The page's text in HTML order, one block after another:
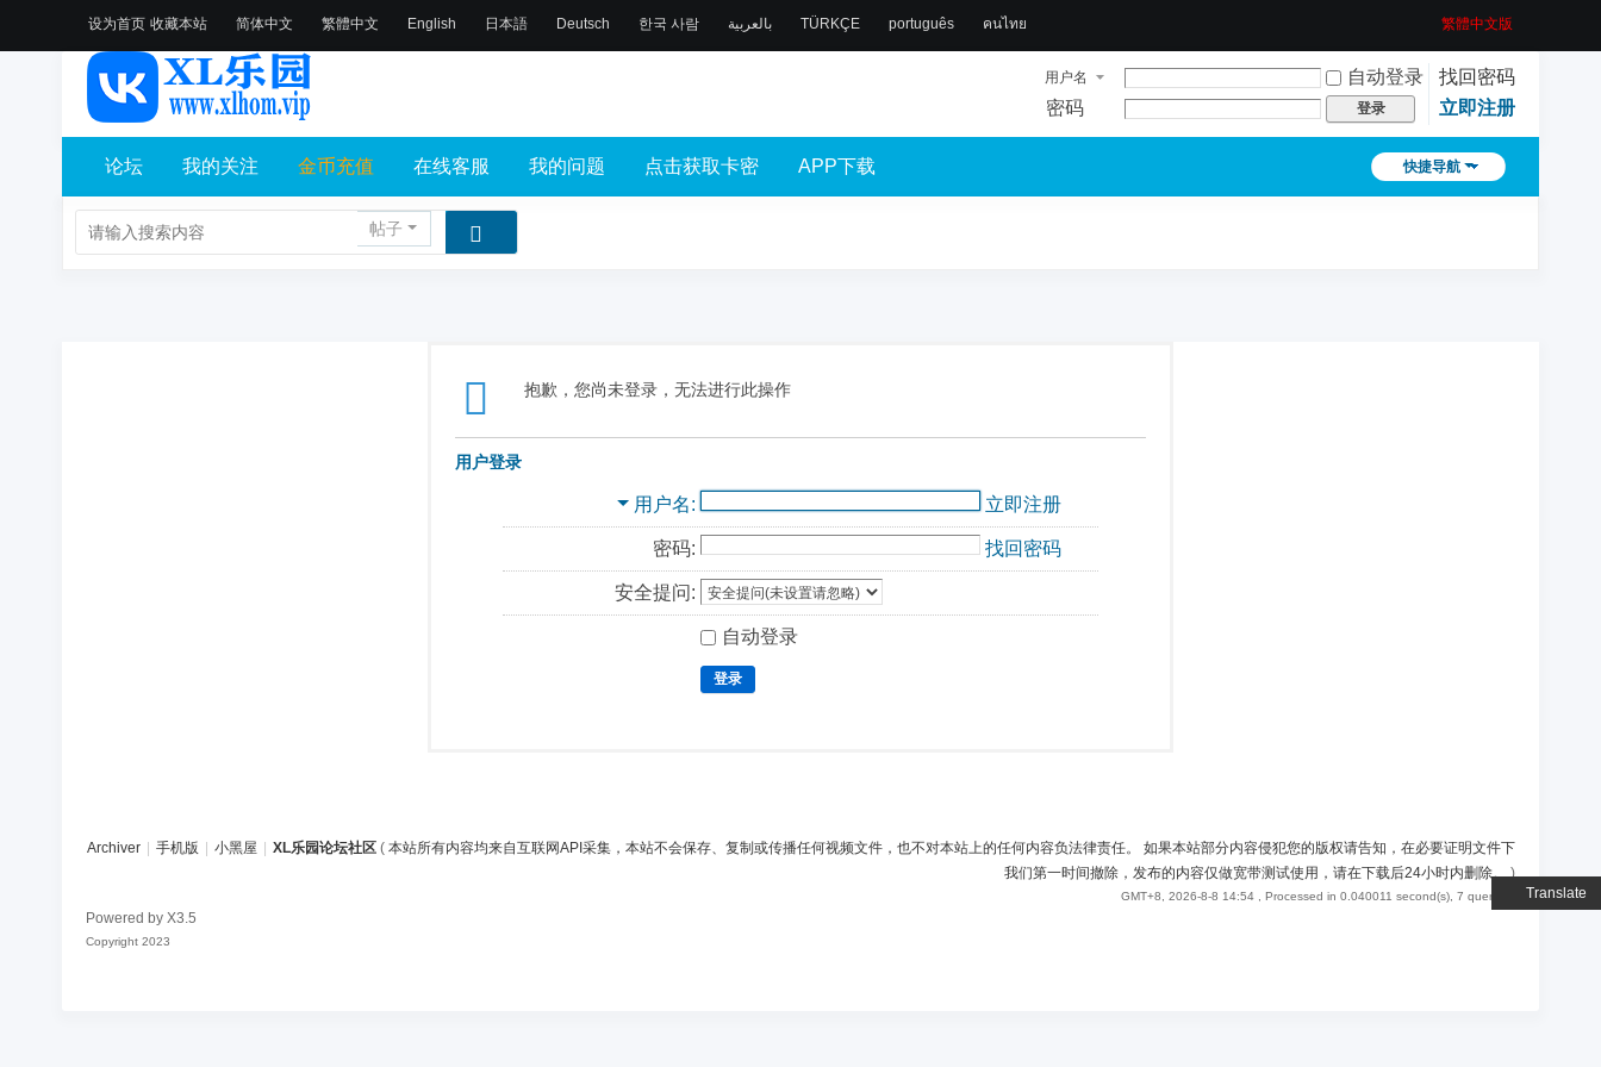
设为首页 收藏本站
Translate
简体中文 繁體中文 English 日本語 Deutsch 한국 사람 بالعربية TÜRKÇE português คนไทย 繁體中文版
用户名 自动登录
找回密码
密码
登录 立即注册
快捷导航
论坛 我的关注 金币充值 在线客服 我的问题 点击获取卡密 APP下载
帖子
抱歉，您尚未登录，无法进行此操作
用户登录
用户名 立即注册
密码: 找回密码
安全提问:
自动登录
登录
Archiver 手机版 小黑屋 XL乐园论坛社区 ( 本站所有内容均来自互联网API采集，本站不会保存、复制或传播任何视频文件，也不对本站上的任何内容负法律责任。 如果本站部分内容侵犯您的版权请告知，在必要证明文件下
我们第一时间撤除，发布的内容仅做宽带测试使用，请在下载后24小时内删除。)
GMT+8, 2026-8-8 14:54 , Processed in 0.040011 second(s), 7 queries .
Powered by X3.5
Copyright 2023